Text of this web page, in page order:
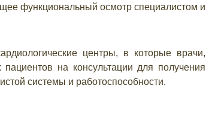
функциональный осмотр специалистом и
центры, в которые врачи,
на консультации для получения
системы и работоспособности.